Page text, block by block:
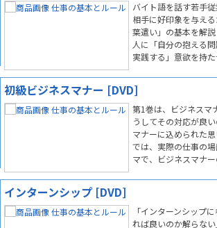
バイト語を話す若手従
相手に好印象を与え
葉遣い」の基本を解
人に「自分の抱える
実践する」意欲を持
初級ビジネスマナー [DVD]
第1巻は、ビジネスマ
うしてその対応が良
マナーに込められた
では、実際の仕事の
マで、ビジネスマナー
インターンシップ [DVD]
「インターンシップ
れば良いのか解らな